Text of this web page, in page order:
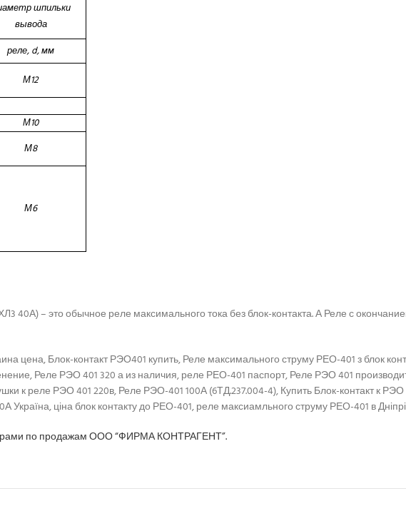
шпильки
вывода
реле, d, мм
М12
М10
М8
М6
– это обычное реле максимального тока без блок-контакта. А Реле с
цена, Блок-контакт РЭО401 купить, Реле максимального струму РЕО-401 з блок
Реле РЭО 401 320 а из наличия, реле РЕО-401 паспорт, Реле РЭО 401
реле РЭО 401 220в, Реле РЭО-401 100А (6ТД.237.004-4), Купить Блок-контакт к РЭО
ціна блок контакту до РЕО-401, реле максиамльного струму РЕО-401 в
по продажам ООО “ФИРМА КОНТРАГЕНТ”.